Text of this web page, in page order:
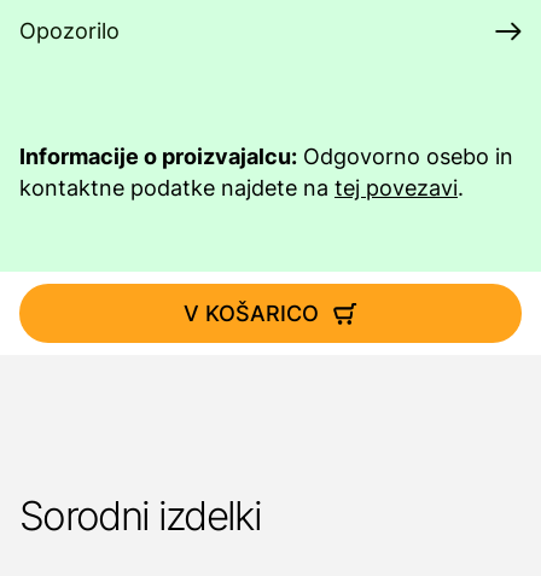
Opozorilo
Informacije o proizvajalcu: Odgovorno osebo in
kontaktne podatke najdete na tej povezavi.
V KOŠARICO
Sorodni izdelki